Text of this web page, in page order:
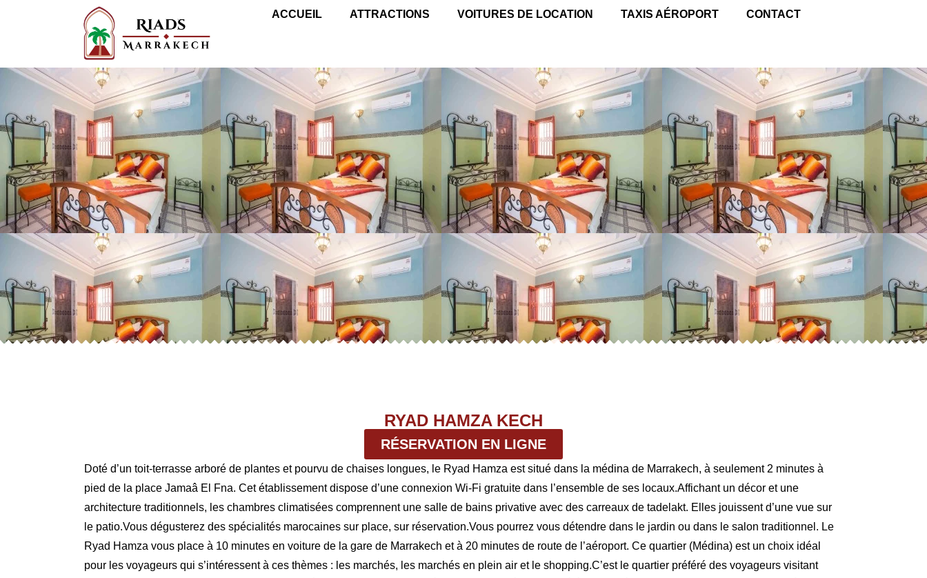
ACCUEIL ATTRACTIONS VOITURES DE LOCATION TAXIS AÉROPORT CONTACT
RYAD HAMZA KECH
RÉSERVATION EN LIGNE
Doté d’un toit-terrasse arboré de plantes et pourvu de chaises longues, le Ryad Hamza est situé dans la médina de Marrakech, à seulement 2 minutes à
pied de la place Jamaâ El Fna. Cet établissement dispose d’une connexion Wi-Fi gratuite dans l’ensemble de ses locaux.Affichant un décor et une
architecture traditionnels, les chambres climatisées comprennent une salle de bains privative avec des carreaux de tadelakt. Elles jouissent d’une vue sur
le patio.Vous dégusterez des spécialités marocaines sur place, sur réservation.Vous pourrez vous détendre dans le jardin ou dans le salon traditionnel. Le
Ryad Hamza vous place à 10 minutes en voiture de la gare de Marrakech et à 20 minutes de route de l’aéroport. Ce quartier (Médina) est un choix idéal
pour les voyageurs qui s’intéressent à ces thèmes : les marchés, les marchés en plein air et le shopping.C’est le quartier préféré des voyageurs visitant